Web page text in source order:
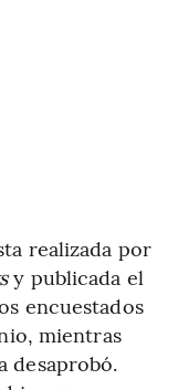
realizada por
y publicada el
encuestados
mientras
desaprobó.